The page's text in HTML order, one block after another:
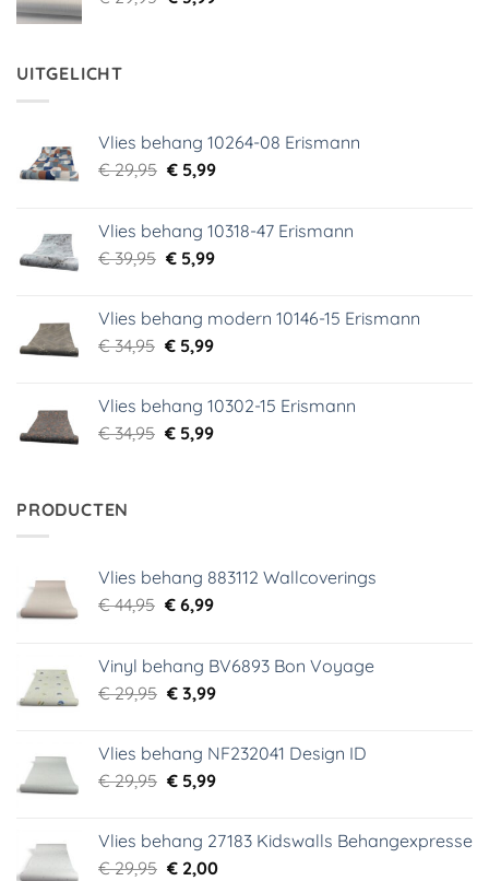
UITGELICHT
Vlies behang 10264-08 Erismann
€29,95 Oorspronkelijke
€ 29,95.
€5,99Huidige
€ 5,99.
Vlies behang 10318-47 Erismann
€39,95 Oorspronkelijke
€ 39,95.
€5,99Huidige
€ 5,99.
Vlies behang modern 10146-15 Erismann
€34,95 Oorspronkelijke
€ 34,95.
€5,99Huidige
€ 5,99.
Vlies behang 10302-15 Erismann
€34,95 Oorspronkelijke
€5,99Huidige
PRODUCTEN
Vlies behang 883112 Wallcoverings
€44,95 Oorspronkelijke
€ 44,95.
€6,99Huidige
€ 6,99.
Vinyl behang BV6893 Bon Voyage
€29,95 Oorspronkelijke
€ 29,95.
€3,99Huidige
€ 3,99.
Vlies behang NF232041 Design ID
€29,95 Oorspronkelijke
€ 29,95.
€5,99Huidige
€ 5,99.
Vlies behang 27183 Kidswalls Behangexpresse
€29,95 Oorspronkelijke
€2,00Huidige